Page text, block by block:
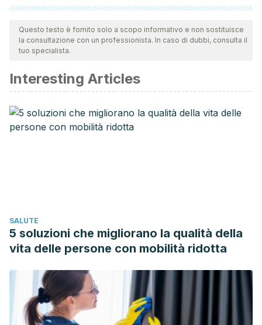
Tutte le fonti citate sono state esaminate a fondo dal nostro
team per garantirne la qualità, l'affidabilità, l'attualità e la
validità. La bibliografia di questo articolo è stata considerata
Dominici, L. E. (2015). Dolor de cuello. Spine.
Engstrom, J. W., & Deyo, R. A. (2012). Dolor de espalda y
cuello. In Harrison. Principios de Medicina Interna, 18e.
Ayala, E. (2014). Hernia de disco. Medigraphic.
Questo testo è fornito solo a scopo informativo e non sostituisce
la consultazione con un professionista. In caso di dubbi, consulta il
tuo specialista.
Interesting Articles
SALUTE
5 soluzioni che migliorano la qualità della
vita delle persone con mobilità ridotta